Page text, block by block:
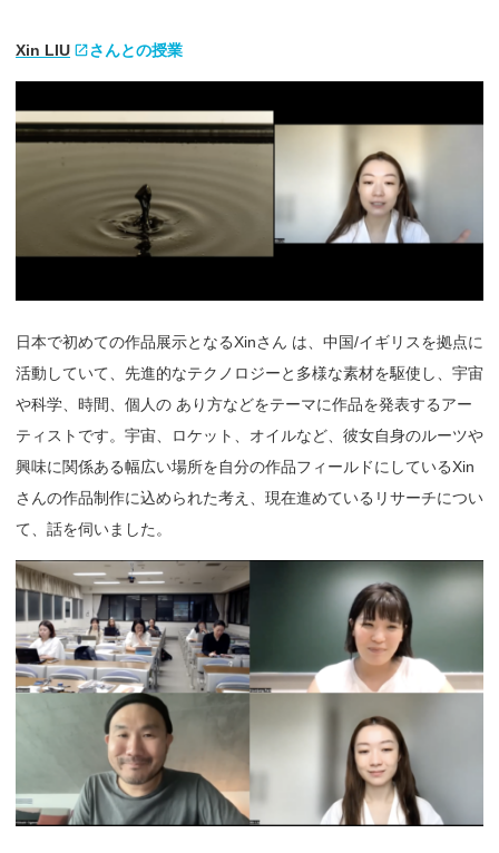
Xin LIU さんとの授業
日本で初めての作品展示となるXinさん は、中国/イギリスを拠点に
活動していて、先進的なテクノロジーと多様な素材を駆使し、宇宙
や科学、時間、個人の あり方などをテーマに作品を発表するアー
ティストです。宇宙、ロケット、オイルなど、彼女自身のルーツや
興味に関係ある幅広い場所を自分の作品フィールドにしているXin
さんの作品制作に込められた考え、現在進めているリサーチについ
て、話を伺いました。